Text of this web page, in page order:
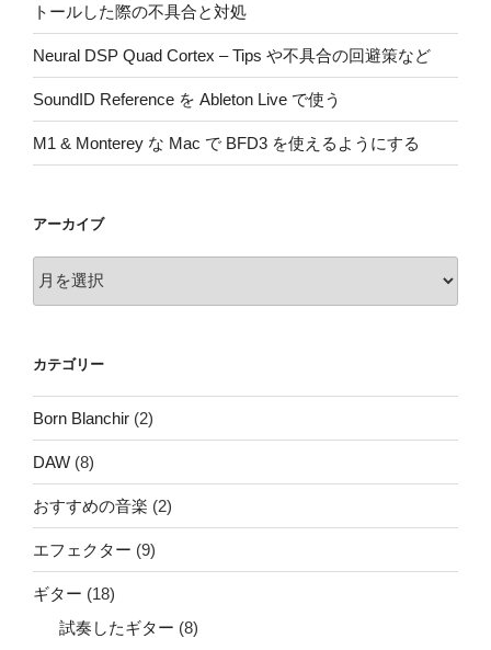
トールした際の不具合と対処
Neural DSP Quad Cortex – Tips や不具合の回避策など
SoundID Reference を Ableton Live で使う
M1 & Monterey な Mac で BFD3 を使えるようにする
アーカイブ
ー
ブ
カテゴリー
Born Blanchir (2)
DAW (8)
おすすめの音楽 (2)
エフェクター (9)
ギター (18)
試奏したギター (8)